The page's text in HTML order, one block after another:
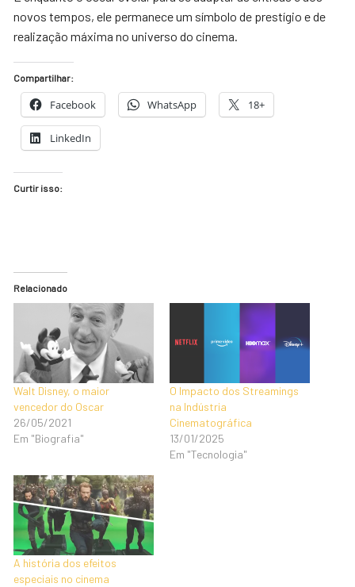
novos tempos, ele permanece um símbolo de prestígio e de
realização máxima no universo do cinema.
Compartilhar:
Facebook WhatsApp 18+
LinkedIn
Curtir isso:
Relacionado
Walt Disney, o maior
vencedor do Oscar
26/05/2021
Em "Biografia"
O Impacto dos Streamings
na Indústria
Cinematográfica
13/01/2025
Em "Tecnologia"
A história dos efeitos
especiais no cinema